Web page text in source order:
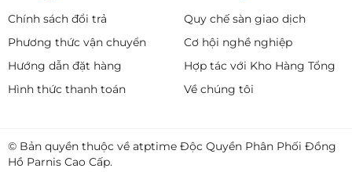
Chính sách đổi trả
Phương thức vận chuyển
Hướng dẫn đặt hàng
Hình thức thanh toán
Quy chế sàn giao dịch
Cơ hội nghề nghiệp
Hợp tác với Kho Hàng Tổng
Về chúng tôi
© Bản quyền thuộc về atptime Độc Quyền Phân Phối Đồng
Hồ Parnis Cao Cấp.